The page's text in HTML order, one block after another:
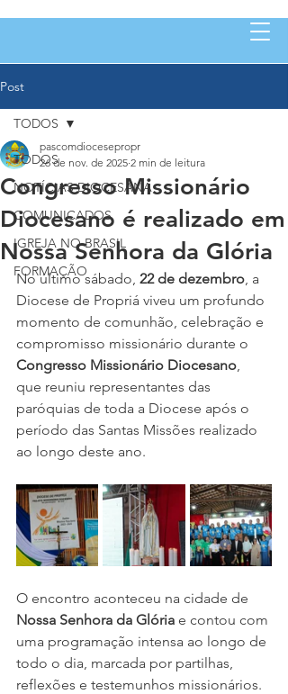
Post
TODOS
NOTÍCIAS DIOCESANA
COMUNICADOS
IGREJA NO BRASIL
FORMAÇÃO
TODOS
Congresso Missionário
Diocesano é realizado em
Nossa Senhora da Glória
pascomdiocesepropr
26 de nov. de 2025 2 min de leitura
No último sábado, 22 de dezembro, a
Diocese de Propriá viveu um profundo
momento de comunhão, celebração e
compromisso missionário durante o
Congresso Missionário Diocesano,
que reuniu representantes das
paróquias de toda a Diocese após o
período das Santas Missões realizado
ao longo deste ano.
O encontro aconteceu na cidade de
Nossa Senhora da Glória e contou com
uma programação intensa ao longo de
todo o dia, marcada por partilhas,
reflexões e testemunhos missionários.